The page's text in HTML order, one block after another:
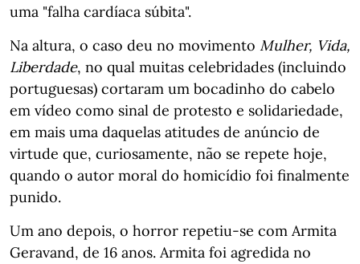
uma "falha cardíaca súbita".
Na altura, o caso deu no movimento Mulher, Vida,
Liberdade, no qual muitas celebridades (incluindo
portuguesas) cortaram um bocadinho do cabelo
em vídeo como sinal de protesto e solidariedade,
em mais uma daquelas atitudes de anúncio de
virtude que, curiosamente, não se repete hoje,
quando o autor moral do homicídio foi finalmente
punido.
Um ano depois, o horror repetiu-se com Armita
Geravand, de 16 anos. Armita foi agredida no